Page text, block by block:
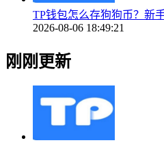
TP钱包怎么存狗狗币？新
2026-08-06 18:49:21
刚刚更新